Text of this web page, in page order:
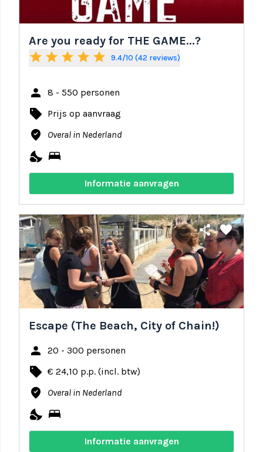
Are you ready for THE GAME...?
star star star star star 9.4/10 (42 reviews)
person 8 - 550 personen
local_offer Prijs op aanvraag
where_to_vote Overal in Nederland
nights_stay bed
Informatie aanvragen
share favorite
Escape (The Beach, City of Chain!)
person 20 - 300 personen
local_offer € 24,10 p.p. (incl. btw)
where_to_vote Overal in Nederland
nights_stay bed
Informatie aanvragen